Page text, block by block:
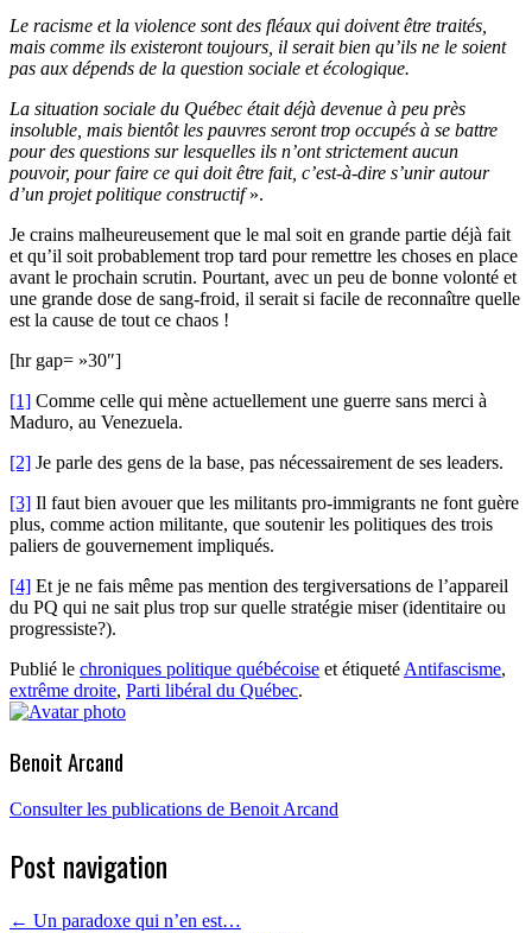
Le racisme et la violence sont des fléaux qui doivent être traités,
mais comme ils existeront toujours, il serait bien qu’ils ne le soient
pas aux dépends de la question sociale et écologique.
La situation sociale du Québec était déjà devenue à peu près
insoluble, mais bientôt les pauvres seront trop occupés à se battre
pour des questions sur lesquelles ils n’ont strictement aucun
pouvoir, pour faire ce qui doit être fait, c’est-à-dire s’unir autour
d’un projet politique constructif».
Je crains malheureusement que le mal soit en grande partie déjà fait
et qu’il soit probablement trop tard pour remettre les choses en place
avant le prochain scrutin. Pourtant, avec un peu de bonne volonté et
une grande dose de sang-froid, il serait si facile de reconnaître quelle
est la cause de tout ce chaos !
[hr gap= »30″]
[1] Comme celle qui mène actuellement une guerre sans merci à
Maduro, au Venezuela.
[2] Je parle des gens de la base, pas nécessairement de ses leaders.
[3] Il faut bien avouer que les militants pro-immigrants ne font guère
plus, comme action militante, que soutenir les politiques des trois
paliers de gouvernement impliqués.
[4] Et je ne fais même pas mention des tergiversations de l’appareil
du PQ qui ne sait plus trop sur quelle stratégie miser (identitaire ou
progressiste?).
Publié le chroniques politique québécoise et étiqueté Antifascisme,
extrême droite, Parti libéral du Québec.
Benoit Arcand
Consulter les publications de Benoit Arcand
Post navigation
← Un paradoxe qui n’en est…